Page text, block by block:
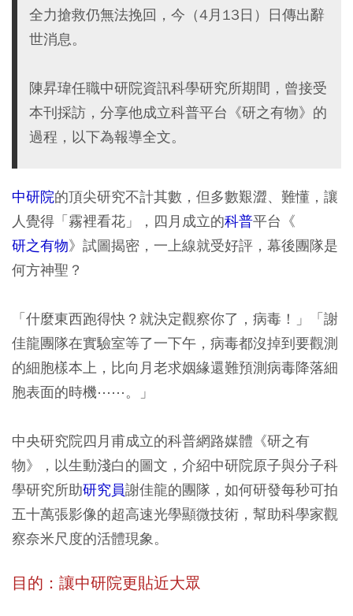
全力搶救仍無法挽回，今（4月13日）日傳出辭
世消息。
陳昇瑋任職中研院資訊科學研究所期間，曾接受
本刊採訪，分享他成立科普平台《研之有物》的
過程，以下為報導全文。
中研院的頂尖研究不計其數，但多數艱澀、難懂，讓
人覺得「霧裡看花」，四月成立的科普平台《
研之有物》試圖揭密，一上線就受好評，幕後團隊是
何方神聖？
「什麼東西跑得快？就決定觀察你了，病毒！」「謝
佳龍團隊在實驗室等了一下午，病毒都沒掉到要觀測
的細胞樣本上，比向月老求姻緣還難預測病毒降落細
胞表面的時機⋯⋯。」
中央研究院四月甫成立的科普網路媒體《研之有
物》，以生動淺白的圖文，介紹中研院原子與分子科
學研究所助研究員謝佳龍的團隊，如何研發每秒可拍
五十萬張影像的超高速光學顯微技術，幫助科學家觀
察奈米尺度的活體現象。
目的：讓中研院更貼近大眾